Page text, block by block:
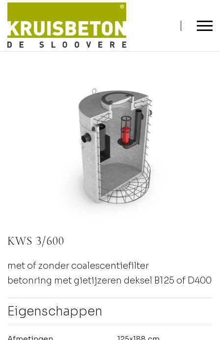
KWS 3/600
met of zonder coalescentiefilter
betonring met gietijzeren deksel B125 of D400
Eigenschappen